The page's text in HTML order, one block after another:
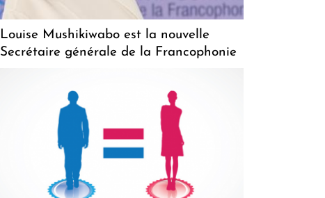
Louise Mushikiwabo est la nouvelle
Secrétaire générale de la Francophonie